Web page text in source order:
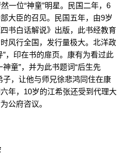
一位“神童”明星。民国二年，6
大臣的召见。民国五年，由9岁
书白话解说》出版，此书经教育
风行全国，发行量极大。北洋政
，印在书的扉页。康有为看过此
童”，并为此书题词“后生先
子，让他与师兄徐悲鸿同住在康
年，10岁的江希张还受到代理大
公府咨议。